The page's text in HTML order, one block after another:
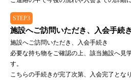
STEP3
施設へご訪問いただき、入会手続き
施設へご訪問いただき、入会手続き
必要な持ち物をご確認の上、該当施設へ見
す。
こちらの手続きが完了次第、入会完了となり